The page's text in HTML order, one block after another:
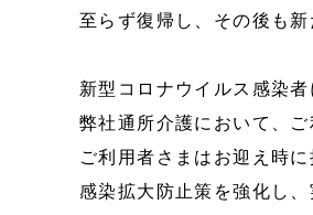
至らず復帰し、その後も
新型コロナウイルス感染
弊社通所介護において、
ご利用者さまはお迎え時
感染拡大防止策を強化し、